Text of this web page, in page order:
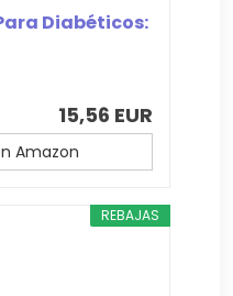
Diabéticos:
15,56 EUR
Amazon
REBAJAS